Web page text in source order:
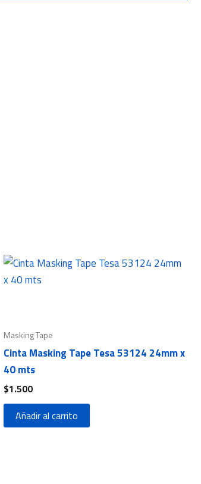
Masking Tape
Cinta Masking Tape Tesa 53124 24mm x
40 mts
$1.500
Añadir al carrito